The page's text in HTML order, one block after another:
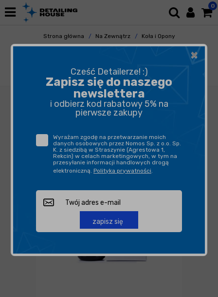
0
Strona główna Na Zewnątrz
Koła i Opony
Zabezpieczanie Felg
do felg i zacisków
×
Cześć Detailerze! :)
Zapisz się do naszego
newslettera
i odbierz kod rabatowy 5% na
pierwsze zakupy
Wyrażam zgodę na przetwarzanie moich
danych osobowych przez Nomos Sp. z o.o. Sp.
K. z siedzibą w Straszynie (Agrestowa 1,
Rekcin) w celach marketingowych, w tym na
przesyłanie informacji handlowych drogą
elektroniczną. Polityka prywatności.
zapisz się